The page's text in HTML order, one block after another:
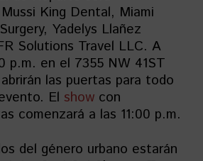
King Dental, Miami
Yadelys Llañez
Solutions Travel LLC. A
p.m. en el 7355 NW 41ST
las puertas para todo
El show con
comenzará a las 11:00 p.m.
del género urbano estarán